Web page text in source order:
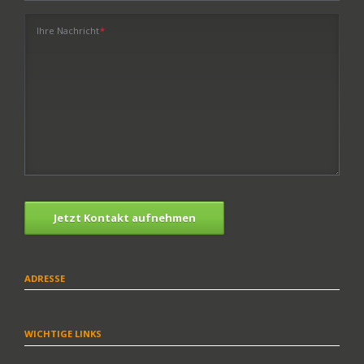
Pflichtfeld
Ihre Nachricht*
Jetzt Kontakt aufnehmen
ADRESSE
WICHTIGE LINKS